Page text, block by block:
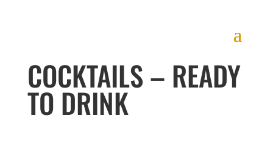
COCKTAILS – READY
TO DRINK